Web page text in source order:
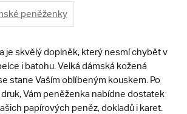
peněženky
je skvělý doplněk, který nesmí chybět v
i batohu. Velká dámská kožená
stane Vaším oblíbeným kouskem. Po
Vám peněženka nabídne dostatek
papírových peněz, dokladů i karet.